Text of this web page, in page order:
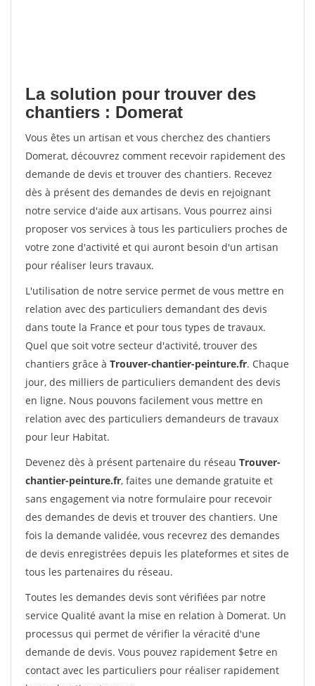
La solution pour trouver des
chantiers : Domerat
Vous êtes un artisan et vous cherchez des chantiers
Domerat, découvrez comment recevoir rapidement des
demande de devis et trouver des chantiers. Recevez
dès à présent des demandes de devis en rejoignant
notre service d'aide aux artisans. Vous pourrez ainsi
proposer vos services à tous les particuliers proches de
votre zone d'activité et qui auront besoin d'un artisan
pour réaliser leurs travaux.
L'utilisation de notre service permet de vous mettre en
relation avec des particuliers demandant des devis
dans toute la France et pour tous types de travaux.
Quel que soit votre secteur d'activité, trouver des
chantiers grâce à Trouver-chantier-peinture.fr. Chaque
jour, des milliers de particuliers demandent des devis
en ligne. Nous pouvons facilement vous mettre en
relation avec des particuliers demandeurs de travaux
pour leur Habitat.
Devenez dès à présent partenaire du réseau Trouver-
chantier-peinture.fr, faites une demande gratuite et
sans engagement via notre formulaire pour recevoir
des demandes de devis et trouver des chantiers. Une
fois la demande validée, vous recevrez des demandes
de devis enregistrées depuis les plateformes et sites de
tous les partenaires du réseau.
Toutes les demandes devis sont vérifiées par notre
service Qualité avant la mise en relation à Domerat. Un
processus qui permet de vérifier la véracité d'une
demande de devis. Vous pouvez rapidement $etre en
contact avec les particuliers pour réaliser rapidement